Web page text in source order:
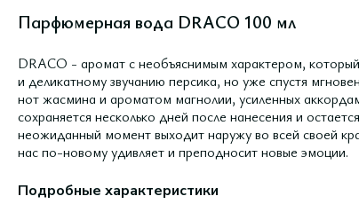
Парфюмерная вода DRACO 100 мл
DRACO - аромат с необъяснимым характером,
и деликатному звучанию персика, но уже спустя
нот жасмина и ароматом магнолии, усиленных
сохраняется несколько дней после нанесения и
неожиданный момент выходит наружу во всей своей
нас по-новому удивляет и преподносит новые эмоции.
Подробные характеристики